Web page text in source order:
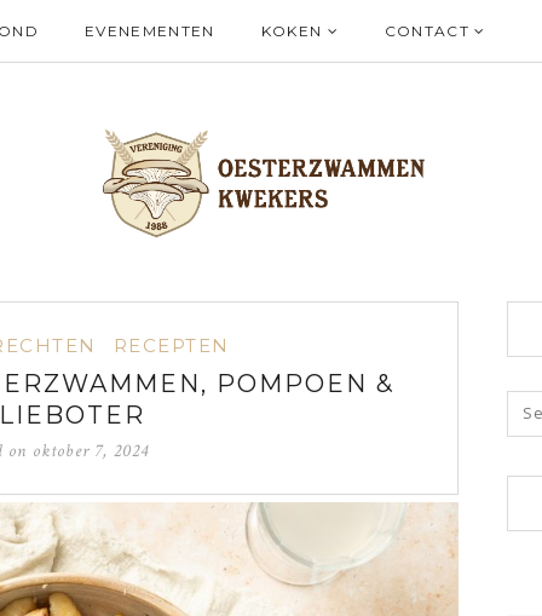
EVENEMENTEN KOKEN CONTACT
RECEPTEN
POMPOEN &
on oktober 7, 2024